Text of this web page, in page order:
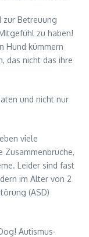
zur Betreuung
zu haben!
Hund kümmern
das nicht das ihre
und nicht nur
viele
Zusammenbrüche,
Leider sind fast
im Alter von 2
(ASD)
Autismus-